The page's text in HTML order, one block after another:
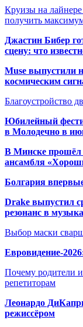
Круизы на
получить
Джастин Бибер
сцену: что
Muse выпустили
космическим
Благоустройство
Юбилейный
в Молодечно в
В Минске прошёл
ансамбля
Болгария
Drake выпустил
резонанс в
Выбор маски
Евровидение-
Почему родители
репетиторам
Леонардо
режиссёром